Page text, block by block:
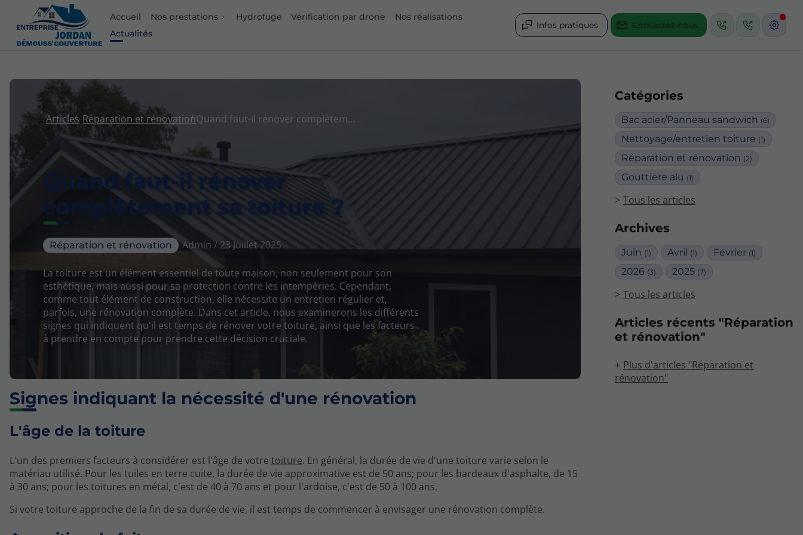
Accueil Nos prestations Hydrofuge Vérification par drone
Nos réalisations
Actualités
Infos pratiques Contactez-nous
Catégories
Bac acier/Panneau sandwich (6)
Nettoyage/entretien toiture (1)
Réparation et rénovation (2)
Gouttière alu (1)
Tous les articles
Archives
Juin (1) Avril (1) Février (1)
2026 (3) 2025 (7)
Tous les articles
Articles récents "Réparation
et rénovation"
Plus d'articles "Réparation et
rénovation"
Articles Réparation et rénovation Quand faut-il rénover complètement sa toiture ?
Quand faut-il rénover
complètement sa toiture ?
Réparation et rénovation Admin / 23 Juillet 2025
La toiture est un élément essentiel de toute maison, non seulement pour son
esthétique, mais aussi pour sa protection contre les intempéries. Cependant,
comme tout élément de construction, elle nécessite un entretien régulier et,
parfois, une rénovation complète. Dans cet article, nous examinerons les différents
signes qui indiquent qu'il est temps de rénover votre toiture, ainsi que les facteurs
à prendre en compte pour prendre cette décision cruciale.
Signes indiquant la nécessité d'une rénovation
L'âge de la toiture
L'un des premiers facteurs à considérer est l'âge de votre toiture. En général, la durée de vie d'une toiture varie selon le
matériau utilisé. Pour les tuiles en terre cuite, la durée de vie approximative est de 50 ans; pour les bardeaux d'asphalte, de 15
à 30 ans; pour les toitures en métal, c'est de 40 à 70 ans et pour l'ardoise, c'est de 50 à 100 ans.
Si votre toiture approche de la fin de sa durée de vie, il est temps de commencer à envisager une rénovation complète.